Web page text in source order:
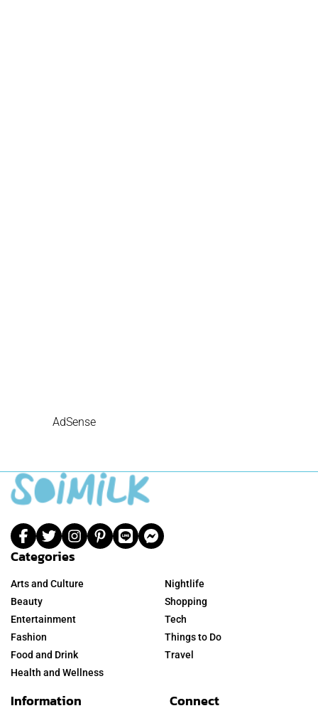
AdSense
Categories
Arts and Culture
Beauty
Entertainment
Fashion
Food and Drink
Health and Wellness
Nightlife
Shopping
Tech
Things to Do
Travel
Information Connect